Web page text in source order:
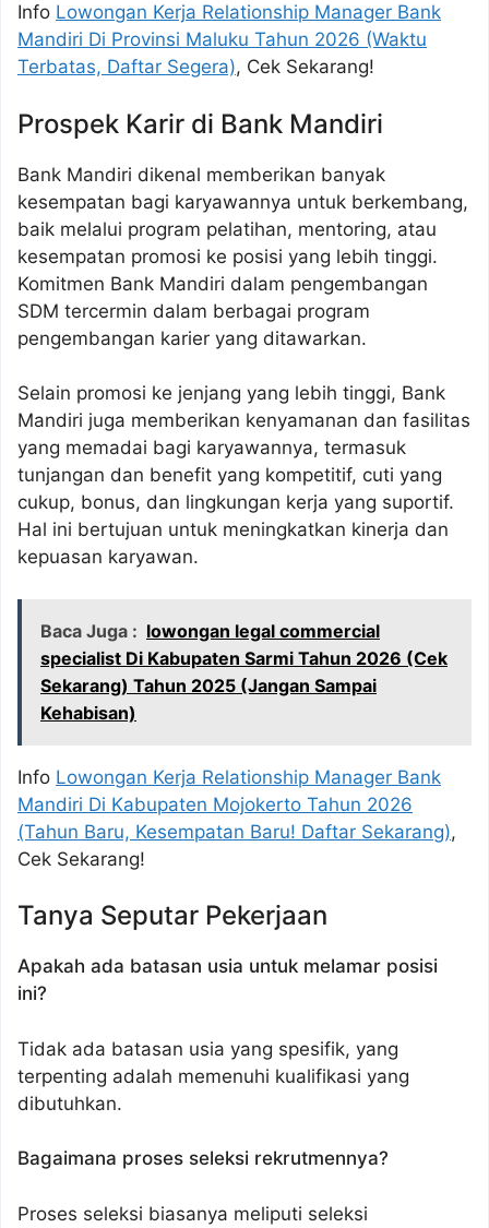
Info Lowongan Kerja Relationship Manager Bank
Mandiri Di Provinsi Maluku Tahun 2026 (Waktu
Terbatas, Daftar Segera), Cek Sekarang!
Prospek Karir di Bank Mandiri
Bank Mandiri dikenal memberikan banyak
kesempatan bagi karyawannya untuk berkembang,
baik melalui program pelatihan, mentoring, atau
kesempatan promosi ke posisi yang lebih tinggi.
Komitmen Bank Mandiri dalam pengembangan
SDM tercermin dalam berbagai program
pengembangan karier yang ditawarkan.
Selain promosi ke jenjang yang lebih tinggi, Bank
Mandiri juga memberikan kenyamanan dan fasilitas
yang memadai bagi karyawannya, termasuk
tunjangan dan benefit yang kompetitif, cuti yang
cukup, bonus, dan lingkungan kerja yang suportif.
Hal ini bertujuan untuk meningkatkan kinerja dan
kepuasan karyawan.
Baca Juga : lowongan legal commercial
specialist Di Kabupaten Sarmi Tahun 2026 (Cek
Sekarang) Tahun 2025 (Jangan Sampai
Kehabisan)
Info Lowongan Kerja Relationship Manager Bank
Mandiri Di Kabupaten Mojokerto Tahun 2026
(Tahun Baru, Kesempatan Baru! Daftar Sekarang),
Cek Sekarang!
Tanya Seputar Pekerjaan
Apakah ada batasan usia untuk melamar posisi
ini?
Tidak ada batasan usia yang spesifik, yang
terpenting adalah memenuhi kualifikasi yang
dibutuhkan.
Bagaimana proses seleksi rekrutmennya?
Proses seleksi biasanya meliputi seleksi